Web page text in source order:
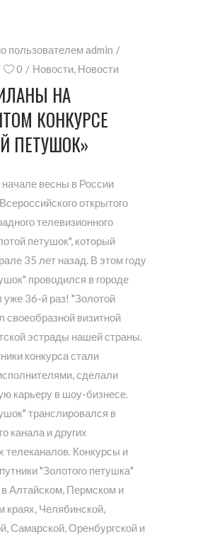
пользователемadmin
0 Новости, Новости
НА
КОНКУРСЕ
ПЕТУШОК»
весны в России
открытого
телевизионного
петушок", который
35 лет назад. В этом году
проводился в городе
уже 36-й раз! "Золотой
своеобразной визитной
эстрады нашей страны.
конкурса стали
сделали
карьеру в шоу-бизнесе.
транслировался в
канала и других
Конкурсы и
"Золотого петушка"
Алтайском, Пермском и
краях, Челябинской,
Самарской, Оренбургской и